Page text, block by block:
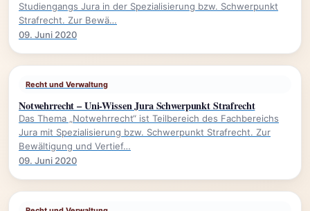
Studiengangs Jura in der Spezialisierung bzw. Schwerpunkt
Strafrecht. Zur Bewä…
09. Juni 2020
Recht und Verwaltung
Notwehrrecht – Uni-Wissen Jura Schwerpunkt Strafrecht
Das Thema „Notwehrrecht“ ist Teilbereich des Fachbereichs
Jura mit Spezialisierung bzw. Schwerpunkt Strafrecht. Zur
Bewältigung und Vertief…
09. Juni 2020